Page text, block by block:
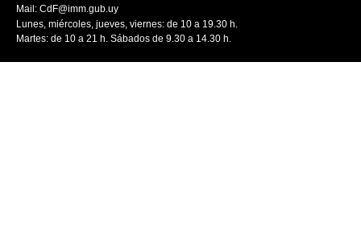
Mail: CdF@imm.gub.uy
Lunes, miércoles, jueves, viernes: de 10 a 19.30 h.
Martes: de 10 a 21 h. Sábados de 9.30 a 14.30 h.